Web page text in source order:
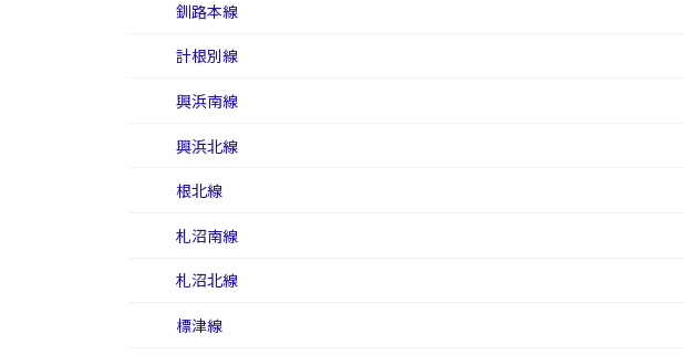
釧路本線
計根別線
興浜南線
興浜北線
根北線
札沼南線
札沼北線
標津線